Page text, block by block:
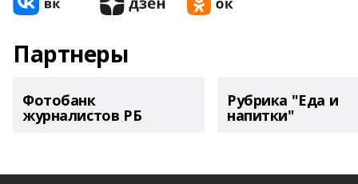
Партнеры
Фотобанк
журналистов РБ
Рубрика "Еда и
напитки"